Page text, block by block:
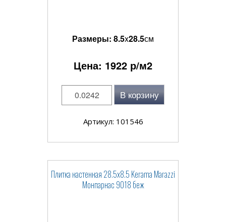
Размеры: 8.5x28.5см
Цена: 1922 р/м2
В корзину
Артикул: 101546
Плитка настенная 28.5x8.5 Kerama Marazzi
Монпарнас 9018 беж